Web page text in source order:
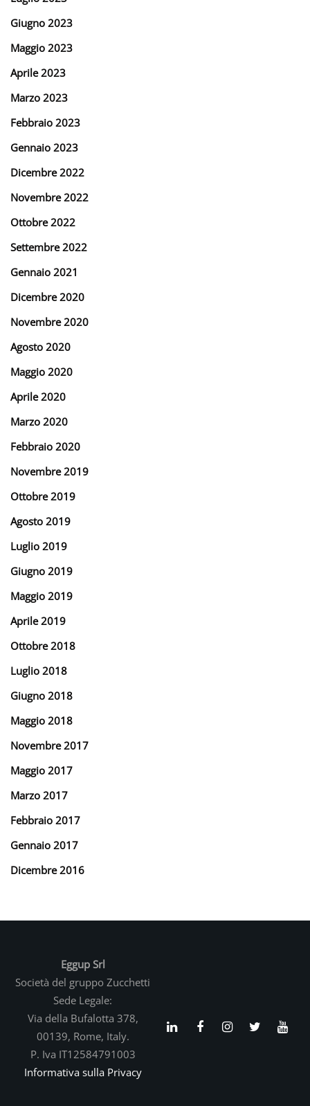
Giugno 2023
Maggio 2023
Aprile 2023
Marzo 2023
Febbraio 2023
Gennaio 2023
Dicembre 2022
Novembre 2022
Ottobre 2022
Settembre 2022
Gennaio 2021
Dicembre 2020
Novembre 2020
Agosto 2020
Maggio 2020
Aprile 2020
Marzo 2020
Febbraio 2020
Novembre 2019
Ottobre 2019
Agosto 2019
Luglio 2019
Giugno 2019
Maggio 2019
Aprile 2019
Ottobre 2018
Luglio 2018
Giugno 2018
Maggio 2018
Novembre 2017
Maggio 2017
Marzo 2017
Febbraio 2017
Gennaio 2017
Dicembre 2016
Eggup Srl
Società del gruppo Zucchetti
Sede Legale:
Via della Bufalotta 378,
00139, Rome, Italy.
P. Iva IT12584791003
Informativa sulla Privacy